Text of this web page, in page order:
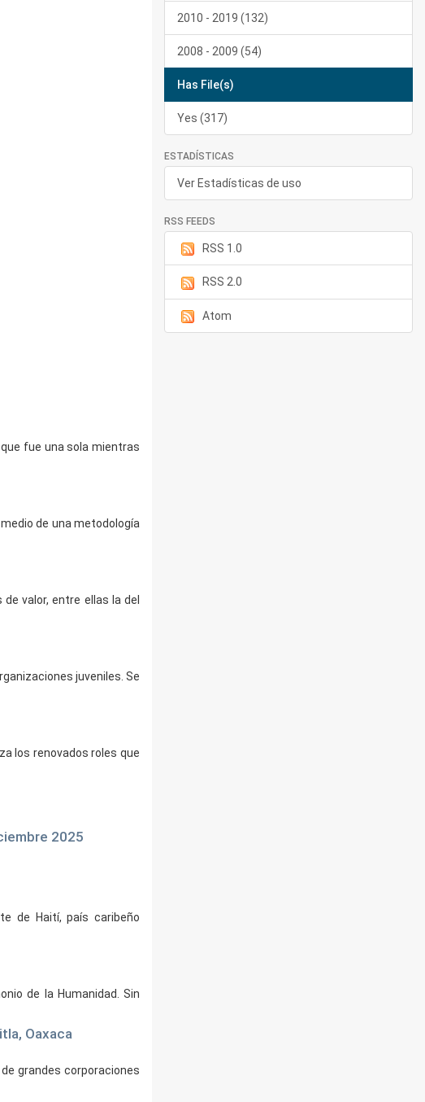
fue una sola mientras
de una metodología
valor, entre ellas la del
juveniles. Se
los renovados roles que
2025
de Haití, país caribeño
de la Humanidad. Sin
Oaxaca
grandes corporaciones
2010 - 2019 (132)
2008 - 2009 (54)
Has File(s)
Yes (317)
ESTADÍSTICAS
Ver Estadísticas de uso
RSS FEEDS
RSS 1.0
RSS 2.0
Atom